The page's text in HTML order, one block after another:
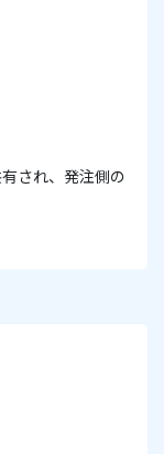
され、発注側の